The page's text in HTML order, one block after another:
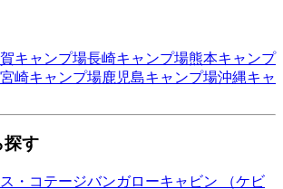
キャンプ場長崎キャンプ場熊本キャンプ
宮崎キャンプ場鹿児島キャンプ場沖縄キャ
探す
・コテージバンガローキャビン （ケビ